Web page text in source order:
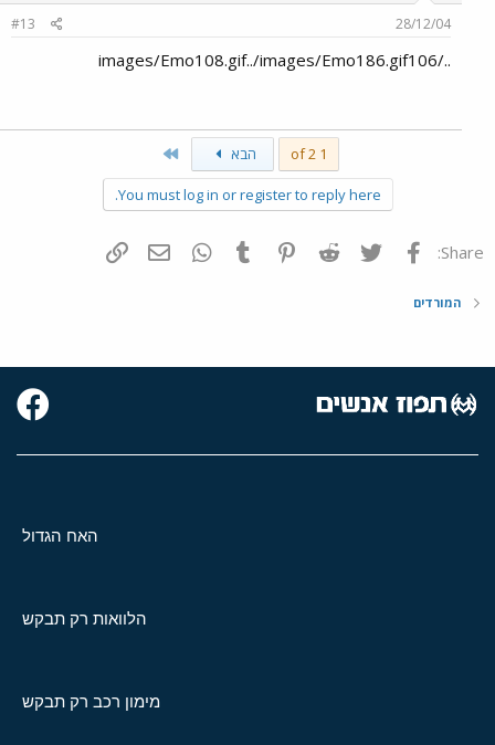
28/12/04
#13
../images/Emo108.gif../images/Emo186.gif106
1 of 2 הבא
You must log in or register to reply here.
Share: פייסבוק Twitter
Reddit
Pinterest
Tumblr
WhatsAppדואר אלקטרוני
המורדים
האח הגדול
הלוואות רק תבקש
מימון רכב רק תבקש